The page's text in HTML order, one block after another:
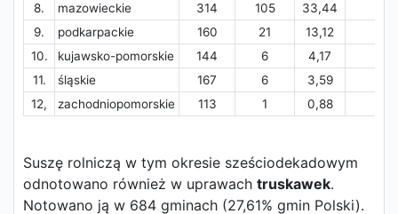
8.
mazowieckie 314 105 33,44
9.
podkarpackie 160 21 13,12
10.
kujawsko-pomorskie 144 6 4,17
11.
śląskie 167 6 3,59
12,
zachodniopomorskie 113 1 0,88
Suszę rolniczą w tym okresie sześciodekadowym
odnotowano również w uprawach truskawek.
Notowano ją w 684 gminach (27,61% gmin Polski).